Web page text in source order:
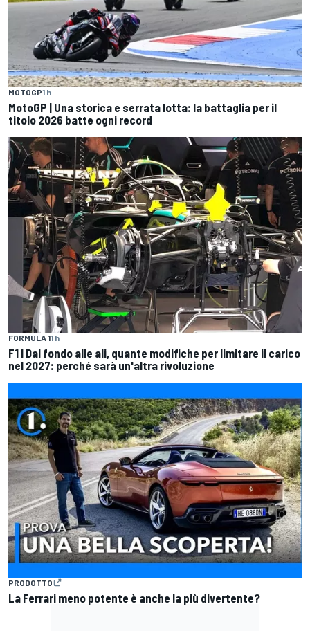
MOTOGP1 h
MotoGP | Una storica e serrata lotta: la battaglia per il
titolo 2026 batte ogni record
FORMULA 11 h
F1 | Dal fondo alle ali, quante modifiche per limitare il carico
nel 2027: perché sarà un'altra rivoluzione
PRODOTTO
La Ferrari meno potente è anche la più divertente?